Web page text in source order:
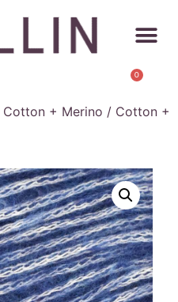
0
Cotton + Merino / Cotton +